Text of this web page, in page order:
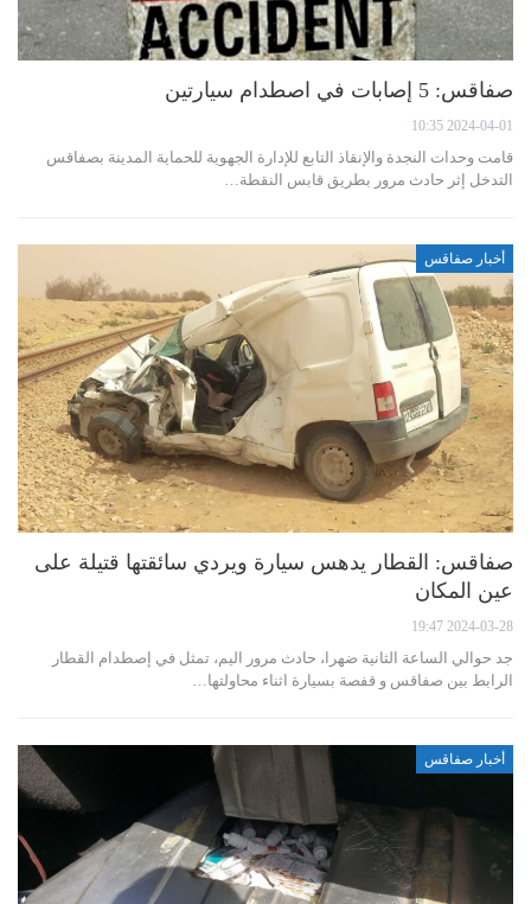
صفاقس: 5 إصابات في اصطدام سيارتين
2024-04-01 10:35
قامت وحدات النجدة والإنقاذ التابع للإدارة الجهوية للحماية المدينة بصفاقس
التدخل إثر حادث مرور بطريق قابس النقطة…
أخبار صفاقس
صفاقس: القطار يدهس سيارة ويردي سائقتها قتيلة على
عين المكان
2024-03-28 19:47
جد حوالي الساعة الثانية ضهرا، حادث مرور اليم، تمثل في إصطدام القطار
الرابط بين صفاقس و قفصة بسيارة اثناء محاولتها…
أخبار صفاقس